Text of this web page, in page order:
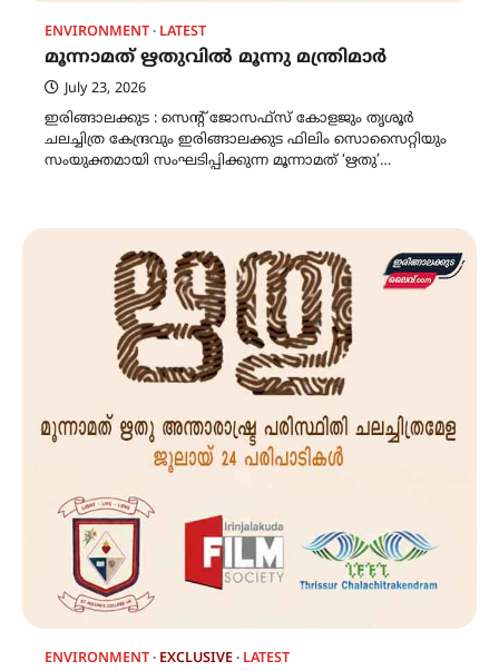
ENVIRONMENT LATEST
മൂന്നാമത് ഋതുവിൽ മൂന്നു മന്ത്രിമാർ
July 23, 2026
ഇരിങ്ങാലക്കുട : സെൻ്റ് ജോസഫ്‌സ് കോളജും തൃശൂർ
ചലച്ചിത്ര കേന്ദ്രവും ഇരിങ്ങാലക്കുട ഫിലിം സൊസൈറ്റിയും
സംയുക്തമായി സംഘടിപ്പിക്കുന്ന മൂന്നാമത് ‘ഋതു’…
ENVIRONMENT EXCLUSIVE LATEST